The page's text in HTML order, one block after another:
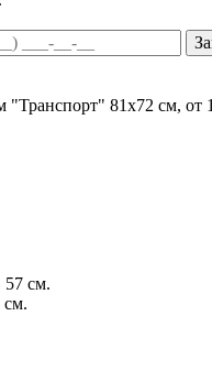
"Транспорт" 81х72 см,
57 см.
см.